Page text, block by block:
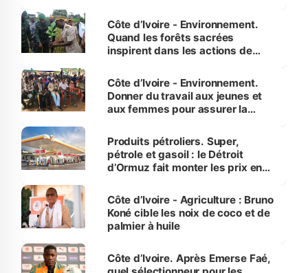
Côte d’Ivoire - Environnement.
Quand les forêts sacrées
inspirent dans les actions de
Côte d’Ivoire - Environnement.
Donner du travail aux jeunes et
aux femmes pour assurer la
menacées
Produits pétroliers. Super,
pétrole et gasoil : le Détroit
d’Ormuz fait monter les prix en
Côte d’Ivoire - Agriculture : Bruno
Koné cible les noix de coco et de
palmier à huile
Côte d’Ivoire. Après Emerse Faé,